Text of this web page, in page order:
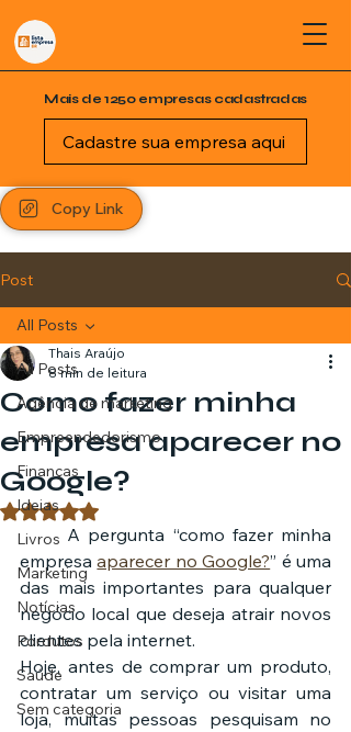
Mais de 1250 empresas cadastradas
Cadastre sua empresa aqui
Copy Link
Post
All Posts
Agência de marketing
Empreendedorismo
Finanças
Ideias
Livros
Marketing
Notícias
Pordutos
Saúde
Sem categoria
All Posts
Como fazer minha
empresa aparecer no
Google?
Thais Araújo
8 min de leitura
Avaliado com NaN de 5 estrelas.
	A pergunta “como fazer minha
empresa aparecer no Google?” é uma
das mais importantes para qualquer
negócio local que deseja atrair novos
clientes pela internet.
Hoje, antes de comprar um produto,
contratar um serviço ou visitar uma
loja, muitas pessoas pesquisam no